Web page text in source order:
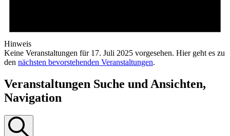
Hinweis
Keine Veranstaltungen für 17. Juli 2025 vorgesehen. Hier geht es zu
den nächsten bevorstehenden Veranstaltungen.
Veranstaltungen Suche und Ansichten,
Navigation